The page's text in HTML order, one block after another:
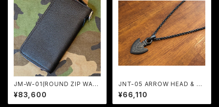
JM-W-01(ROUND ZIP WAL
LET) / JANGO
¥83,600
JNT-05 ARROW HEAD & JA
C-45-50 (50cm) ALL BLAC
K CUSTOM / JANGO
¥66,110